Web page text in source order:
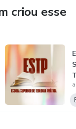
criou esse